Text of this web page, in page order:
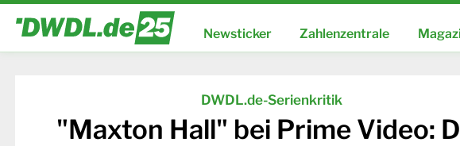
Newsticker Zahlenzentrale
DWDL.de-Serienkritik
"Maxton Hall" bei Prime Video: